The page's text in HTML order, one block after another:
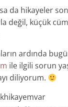
da hikayeler
değil, küçük
ardında
ile ilgili sorun
diliyorum.